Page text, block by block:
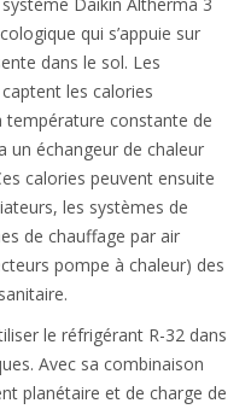
qui s’appuie sur
dans le sol. Les
les calories
température constante de
un échangeur de chaleur
calories peuvent ensuite
les systèmes de
de chauffage par air
pompe à chaleur) des
le réfrigérant R-32 dans
Avec sa combinaison
planétaire et de charge de